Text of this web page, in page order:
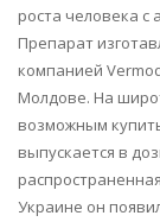
роста человека с
Препарат
компанией
Молдове. На
возможным
выпускается в
Украине он